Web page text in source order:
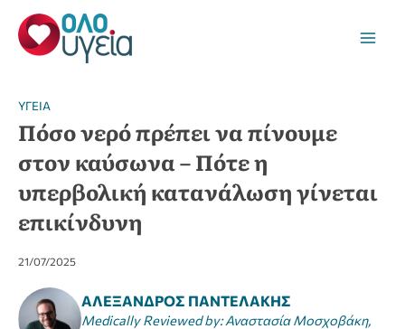
Μετάβαση
στο
περιεχόμενο
YΓΕΊΑ
Πόσο νερό πρέπει να πίνουμε
στον καύσωνα – Πότε η
υπερβολική κατανάλωση γίνεται
επικίνδυνη
21/07/2025
ΑΛΈΞΑΝΔΡΟΣ ΠΑΝΤΕΛΆΚΗΣ
Medically Reviewed by:Αναστασία Μοσχοβάκη,